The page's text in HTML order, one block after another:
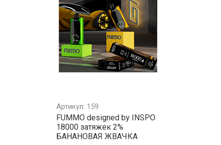
Артикул: 159
FUMMO designed by INSPO
18000 затяжек 2%
БАНАНОВАЯ ЖВАЧКА